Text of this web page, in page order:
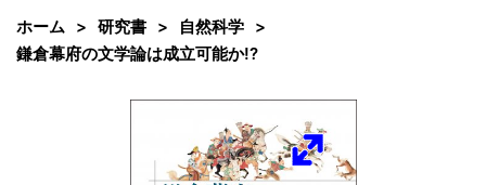
ホーム 研究書
自然科学
鎌倉幕府の文学論は成立可能か!?